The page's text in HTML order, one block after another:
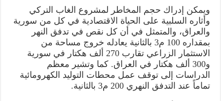
ويمكن إدراك حجم المخاطر لمشروع الغاب التركي
وأثاره السلبية على الحياة الاقتصادية في كل من سورية
والعراق، والمتمثل في أن كل نقص في تدفق النهر
بمقداره 100 م3 بالثانية يعادله خروج مساحة من
الاستثمار الزراعي تقارب 270 ألف هكتار في سورية
و300 ألف هكتار في العراق. كما وتشير معظم
الدراسات إلى توقف عمل محطات التوليد الكهرومائية
تماماً عند التدفق النهري 200 م3 بالثانية.